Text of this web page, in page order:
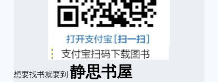
想要找书就要到 静思书屋